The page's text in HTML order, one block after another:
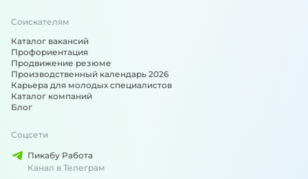
Соискателям
Каталог вакансий
Профориентация
Продвижение резюме
Производственный календарь 2026
Карьера для молодых специалистов
Каталог компаний
Блог
Соцсети
Пикабу Работа
Канал в Телеграм